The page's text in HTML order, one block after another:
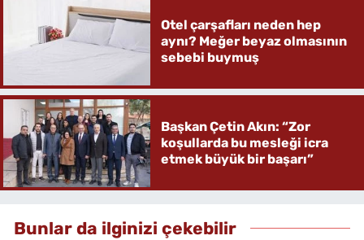
Otel çarşafları neden hep
aynı? Meğer beyaz olmasının
sebebi buymuş
Başkan Çetin Akın: “Zor
koşullarda bu mesleği icra
etmek büyük bir başarı”
Bunlar da ilginizi çekebilir